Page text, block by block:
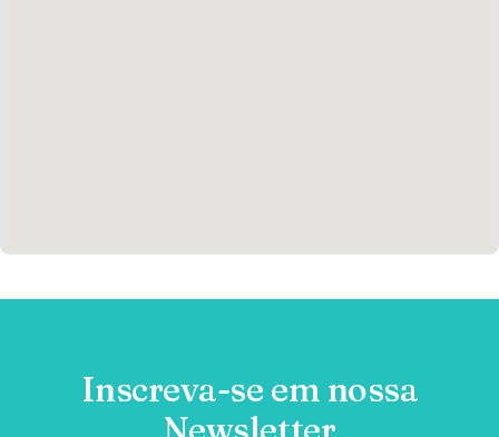
Inscreva-se em nossa